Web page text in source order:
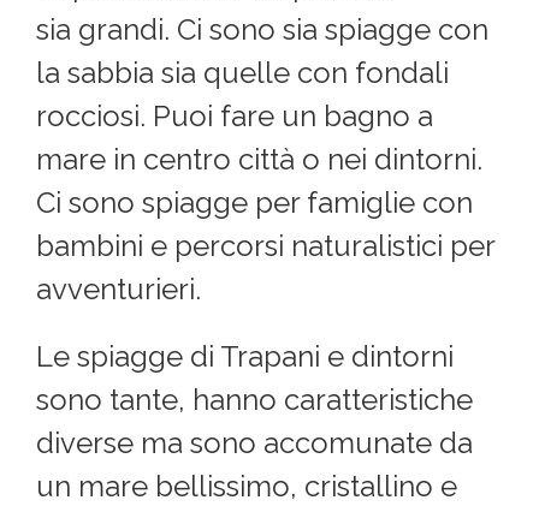
sia grandi. Ci sono sia spiagge con
la sabbia sia quelle con fondali
rocciosi. Puoi fare un bagno a
mare in centro città o nei dintorni.
Ci sono spiagge per famiglie con
bambini e percorsi naturalistici per
avventurieri.
Le spiagge di Trapani e dintorni
sono tante, hanno caratteristiche
diverse ma sono accomunate da
un mare bellissimo, cristallino e